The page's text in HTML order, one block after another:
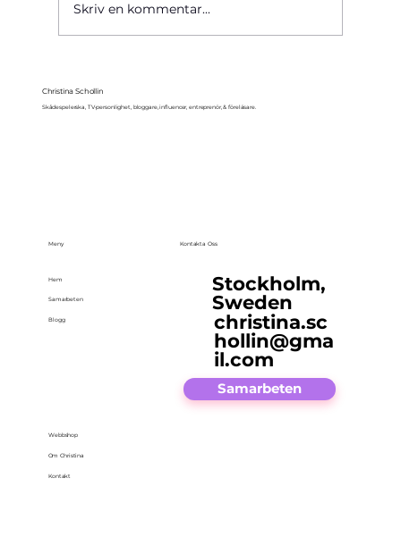
Skriv en kommentar...
Christina Schollin
Skådespelerska, TV-personlighet, bloggare, influencer, entreprenör, & föreläsare.
Meny
Hem
Samarbeten
Blogg
Webbshop
Om Christina
Kontakt
Kontakta Oss
Stockholm,
Sweden
christina.sc
hollin@gma
il.com
Samarbeten